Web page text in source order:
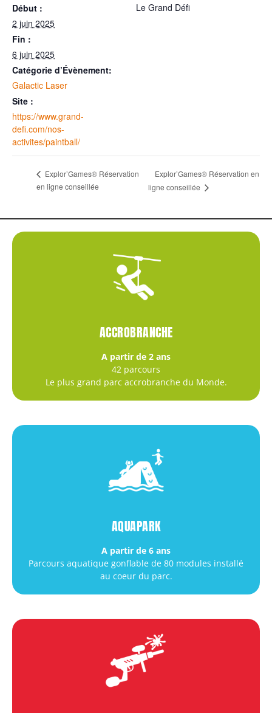
Début :
2 juin 2025
Fin :
6 juin 2025
Catégorie d’Évènement:
Galactic Laser
Site :
https://www.grand-
defi.com/nos-
activites/paintball/
Le Grand Défi
Explor’Games® Réservation
en ligne conseillée
Explor’Games® Réservation en
ligne conseillée
ACCROBRANCHE
A partir de 2 ans
42 parcours
Le plus grand parc accrobranche du Monde.
AQUAPARK
A partir de 6 ans
Parcours aquatique gonflable de 80 modules installé
au coeur du parc.